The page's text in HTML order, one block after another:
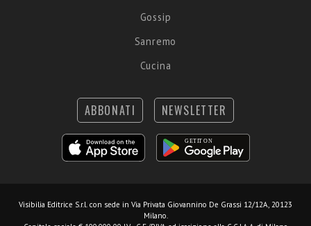
Gossip
Sanremo
Cucina
ABBONATI NEWSLETTER
Visibilia Editrice S.r.l. con sede in Via Privata Giovannino De Grassi 12/12A, 20123
Milano.